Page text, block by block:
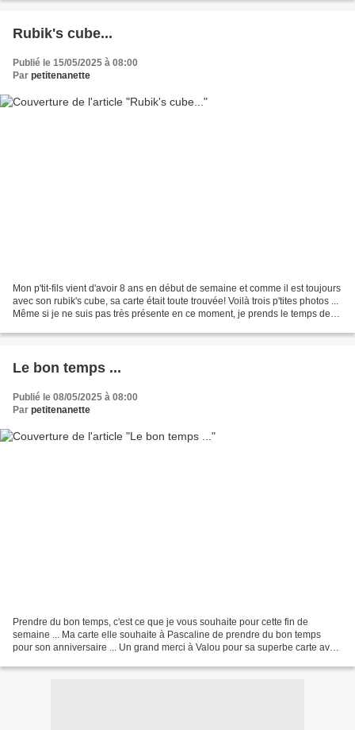
Rubik's cube...
Publié le 15/05/2025 à 08:00
Par petitenanette
Mon p'tit-fils vient d'avoir 8 ans en début de semaine et comme il est toujours
avec son rubik's cube, sa carte était toute trouvée! Voilà trois p'tites photos ...
Même si je ne suis pas très présente en ce moment, je prends le temps de
Le bon temps ...
Publié le 08/05/2025 à 08:00
Par petitenanette
Prendre du bon temps, c'est ce que je vous souhaite pour cette fin de
semaine ... Ma carte elle souhaite à Pascaline de prendre du bon temps
pour son anniversaire ... Un grand merci à Valou pour sa superbe carte avec